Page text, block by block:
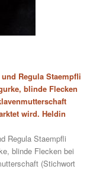
Regula Staempfli
blinde Flecken
wird. Heldin
Regula Staempfli
blinde Flecken bei
(Stichwort